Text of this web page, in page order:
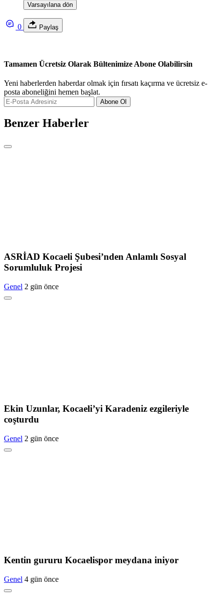
Varsayılana dön
0 Paylaş
Tamamen Ücretsiz Olarak Bültenimize Abone Olabilirsin
Yeni haberlerden haberdar olmak için fırsatı kaçırma ve ücretsiz e-
posta aboneliğini hemen başlat.
Abone Ol
Benzer Haberler
ASRİAD Kocaeli Şubesi’nden Anlamlı Sosyal
Sorumluluk Projesi
Genel 2 gün önce
Ekin Uzunlar, Kocaeli’yi Karadeniz ezgileriyle
coşturdu
Genel 2 gün önce
Kentin gururu Kocaelispor meydana iniyor
Genel 4 gün önce